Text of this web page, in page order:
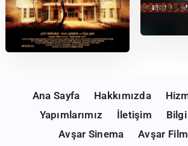
Ana Sayfa Hakkımızda
Yapımlarımız
İletişim
Avşar Sinema
Avşar